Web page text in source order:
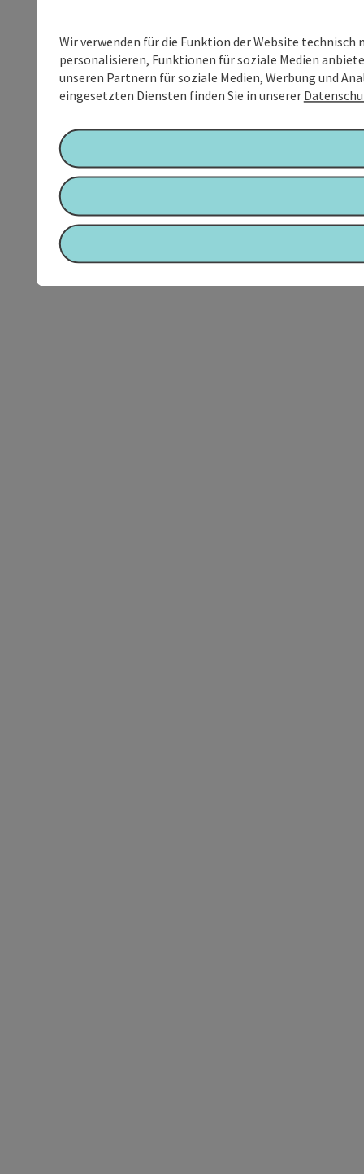
Wir verwenden für die Funktion der Website
personalisieren, Funktionen für soziale Medien
unseren Partnern für soziale Medien, Werbung und
eingesetzten Diensten finden Sie in unserer